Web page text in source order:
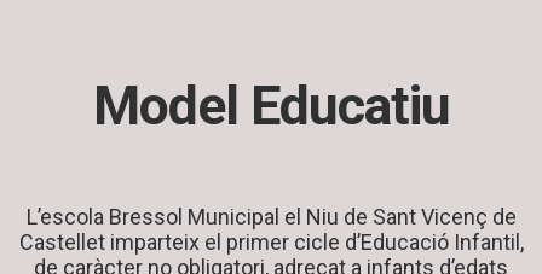
Model Educatiu
L’escola Bressol Municipal el Niu de Sant Vicenç de
Castellet imparteix el primer cicle d’Educació Infantil,
de caràcter no obligatori, adreçat a infants d’edats